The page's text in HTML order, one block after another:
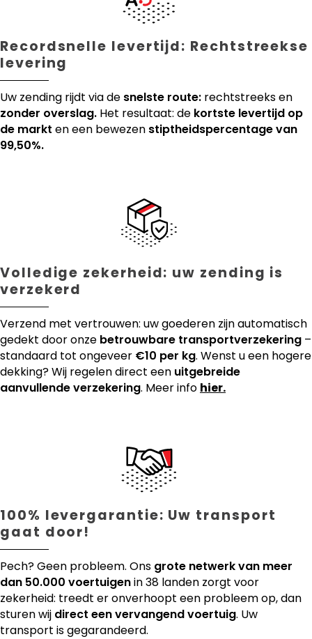
Recordsnelle levertijd: Rechtstreekse
levering
Uw zending rijdt via de snelste route: rechtstreeks en
zonder overslag. Het resultaat: de kortste levertijd op
de markt en een bewezen stiptheidspercentage van
99,50%.
Volledige zekerheid: uw zending is
verzekerd
Verzend met vertrouwen: uw goederen zijn automatisch
gedekt door onze betrouwbare transportverzekering –
standaard tot ongeveer €10 per kg. Wenst u een hogere
dekking? Wij regelen direct een uitgebreide
aanvullende verzekering. Meer info hier.
100% levergarantie: Uw transport
gaat door!
Pech? Geen probleem. Ons grote netwerk van meer
dan 50.000 voertuigenin 38 landen zorgt voor
zekerheid: treedt er onverhoopt een probleem op, dan
sturen wij direct een vervangend voertuig. Uw
transport is gegarandeerd.